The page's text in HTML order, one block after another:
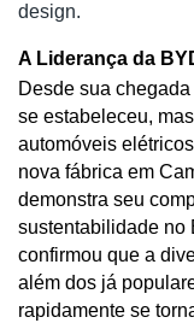
design.
A Liderança da
Desde sua
se estabeleceu,
automóveis
nova fábrica em
demonstra seu
sustentabilidade no
confirmou que a
além dos já
rapidamente se